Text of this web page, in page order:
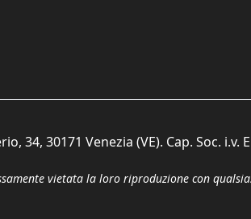
34, 30171 Venezia (VE). Cap. Soc. i.v.
vietata la loro riproduzione con